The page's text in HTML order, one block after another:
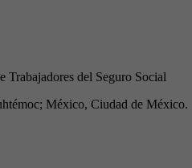
del Seguro Social
México, Ciudad de México.